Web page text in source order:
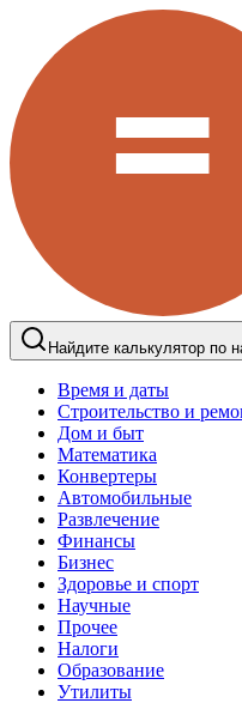
Найдите калькулятор по
Время и даты
Строительство и
Дом и быт
Математика
Конвертеры
Автомобильные
Развлечение
Финансы
Бизнес
Здоровье и спорт
Научные
Прочее
Налоги
Образование
Утилиты